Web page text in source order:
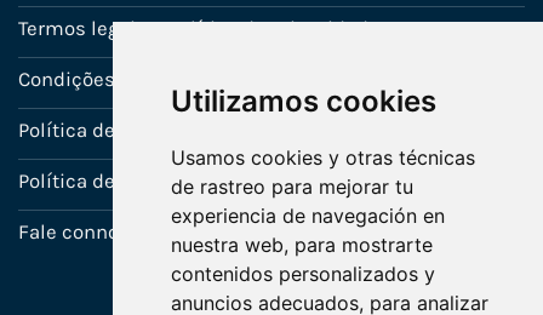
Utilizamos cookies
Usamos cookies y otras técnicas
de rastreo para mejorar tu
experiencia de navegación en
nuestra web, para mostrarte
contenidos personalizados y
anuncios adecuados, para analizar
Termos legais e política de privacidade
Condições de venda
Política de Garantia
Política de utilização de cookies
Fale connosco